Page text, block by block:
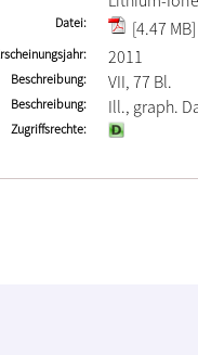
Datei [4.47 MB]
2011
Beschreibung VII, 77 Bl.
Beschreibung Ill., graph.
Zugriffsrechte